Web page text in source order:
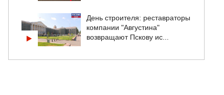
День строителя: реставраторы
компании "Августина"
возвращают Пскову ис...